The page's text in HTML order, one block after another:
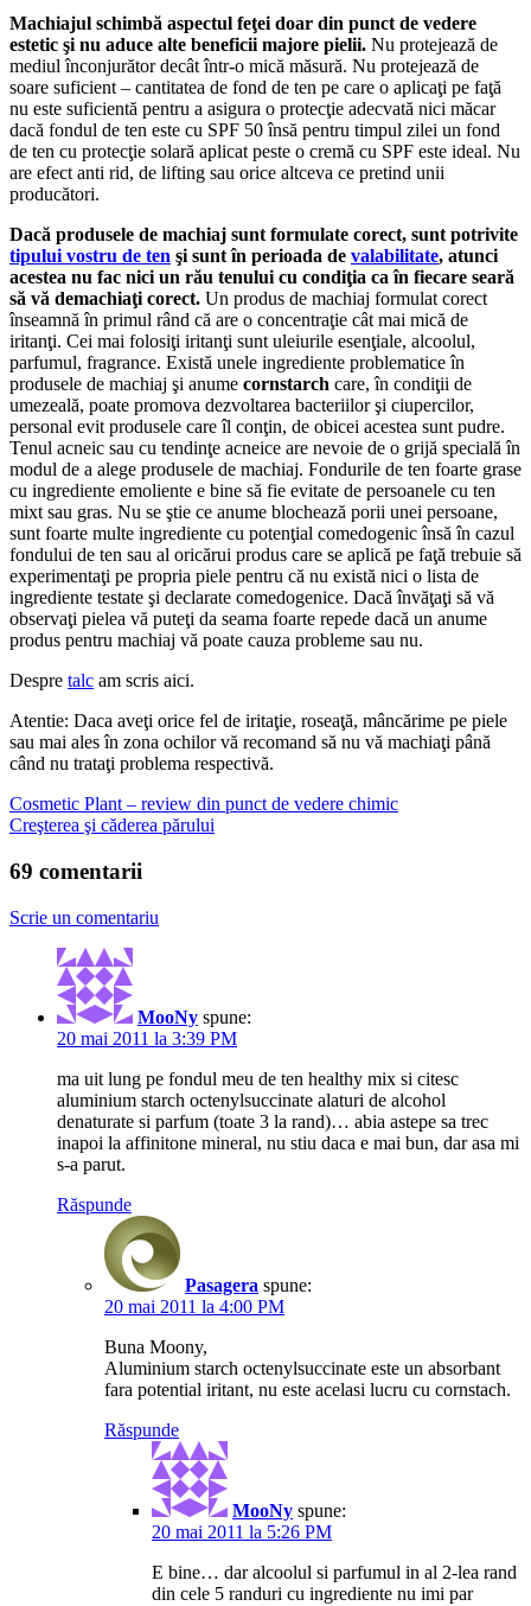
Machiajul schimbă aspectul feţei doar din punct de vedere
estetic şi nu aduce alte beneficii majore pielii. Nu protejează de
mediul înconjurător decât într-o mică măsură. Nu protejează de
soare suficient – cantitatea de fond de ten pe care o aplicaţi pe faţă
nu este suficientă pentru a asigura o protecţie adecvată nici măcar
dacă fondul de ten este cu SPF 50 însă pentru timpul zilei un fond
de ten cu protecţie solară aplicat peste o cremă cu SPF este ideal. Nu
are efect anti rid, de lifting sau orice altceva ce pretind unii
producători.
Dacă produsele de machiaj sunt formulate corect, sunt potrivite
tipului vostru de ten şi sunt în perioada de valabilitate, atunci
acestea nu fac nici un rău tenului cu condiţia ca în fiecare seară
să vă demachiaţi corect. Un produs de machiaj formulat corect
înseamnă în primul rând că are o concentraţie cât mai mică de
iritanţi. Cei mai folosiţi iritanţi sunt uleiurile esenţiale, alcoolul,
parfumul, fragrance. Există unele ingrediente problematice în
produsele de machiaj şi anume cornstarch care, în condiţii de
umezeală, poate promova dezvoltarea bacteriilor şi ciupercilor,
personal evit produsele care îl conţin, de obicei acestea sunt pudre.
Tenul acneic sau cu tendinţe acneice are nevoie de o grijă specială în
modul de a alege produsele de machiaj. Fondurile de ten foarte grase
cu ingrediente emoliente e bine să fie evitate de persoanele cu ten
mixt sau gras. Nu se ştie ce anume blochează porii unei persoane,
sunt foarte multe ingrediente cu potenţial comedogenic însă în cazul
fondului de ten sau al oricărui produs care se aplică pe faţă trebuie să
experimentaţi pe propria piele pentru că nu există nici o lista de
ingrediente testate şi declarate comedogenice. Dacă învăţaţi să vă
observaţi pielea vă puteţi da seama foarte repede dacă un anume
produs pentru machiaj vă poate cauza probleme sau nu.
Despre talc am scris aici.
Atentie: Daca aveţi orice fel de iritaţie, roseaţă, mâncărime pe piele
sau mai ales în zona ochilor vă recomand să nu vă machiaţi până
când nu trataţi problema respectivă.
Cosmetic Plant – review din punct de vedere chimic
Creşterea şi căderea părului
69 comentarii
Scrie un comentariu
MooNy spune:
20 mai 2011 la 3:39 PM
ma uit lung pe fondul meu de ten healthy mix si citesc
aluminium starch octenylsuccinate alaturi de alcohol
denaturate si parfum (toate 3 la rand)… abia astepe sa trec
inapoi la affinitone mineral, nu stiu daca e mai bun, dar asa mi
s-a parut.
Răspunde
Pasagera spune:
20 mai 2011 la 4:00 PM
Buna Moony,
Aluminium starch octenylsuccinate este un absorbant
fara potential iritant, nu este acelasi lucru cu cornstach.
Răspunde
MooNy spune:
20 mai 2011 la 5:26 PM
E bine… dar alcoolul si parfumul in al 2-lea rand
din cele 5 randuri cu ingrediente nu imi par